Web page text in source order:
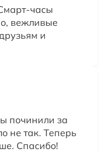
часы
вежливые
и
починили за
не так. Теперь
Спасибо!